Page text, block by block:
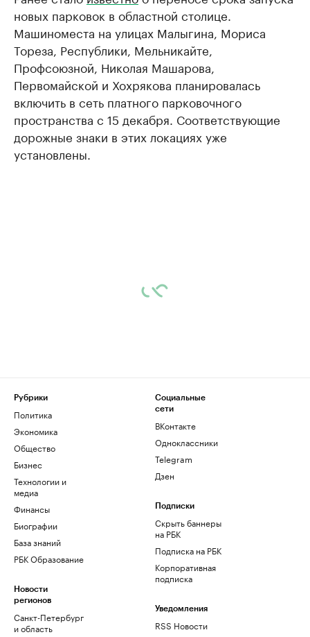
новых парковок в областной столице.
Машиноместа на улицах Малыгина, Мориса
Тореза, Республики, Мельникайте,
Профсоюзной, Николая Машарова,
Первомайской и Хохрякова планировалась
включить в сеть платного парковочного
пространства с 15 декабря. Соответствующие
дорожные знаки в этих локациях уже
установлены.
Рубрики
Политика
Экономика
Общество
Бизнес
Технологии и
медиа
Финансы
Биографии
База знаний
РБК Образование
Новости
регионов
Санкт-Петербург
и область
Социальные
сети
ВКонтакте
Одноклассники
Telegram
Дзен
Подписки
Скрыть баннеры
на РБК
Подписка на РБК
Корпоративная
подписка
Уведомления
RSS Новости